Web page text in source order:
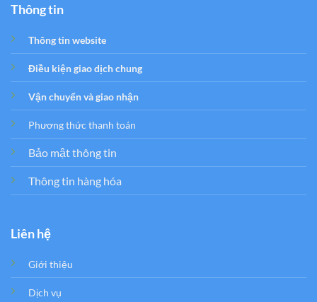
Thông tin
Thông tin website
Điều kiện giao dịch chung
Vận chuyển và giao nhận
Phương thức thanh toán
Bảo mật thông tin
Thông tin hàng hóa
Liên hệ
Giới thiệu
Dịch vụ